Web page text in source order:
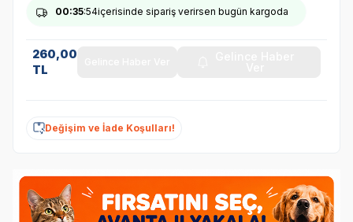
00:35:54içerisinde sipariş verirsen bugün kargoda
260,00
TL
Değişim ve İade Koşulları!